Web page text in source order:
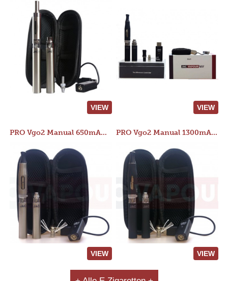
VIEW VIEW
PRO Vgo2 Manual 650mAh Kit
VIEW
PRO Vgo2 Manual 1300mAh Kit
VIEW